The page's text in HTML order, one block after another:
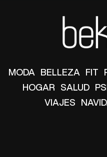
MODA BELLEZA FIT
HOGAR SALUD
VIAJES